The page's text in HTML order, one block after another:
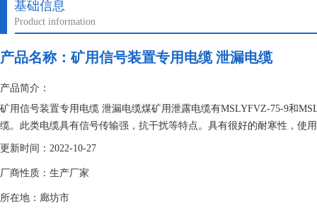
基础信息
Product information
产品名称： 矿用信号装置专用电缆 泄漏电缆
产品简介：
矿用信号装置专用电缆 泄漏电缆煤矿用泄露电缆有MSLYFVZ-75-9和
缆。此类电缆具有信号传输强，抗干扰等特点。具有很好的耐寒性，使
更新时间：2022-10-27
厂商性质：生产厂家
所在地：廊坊市